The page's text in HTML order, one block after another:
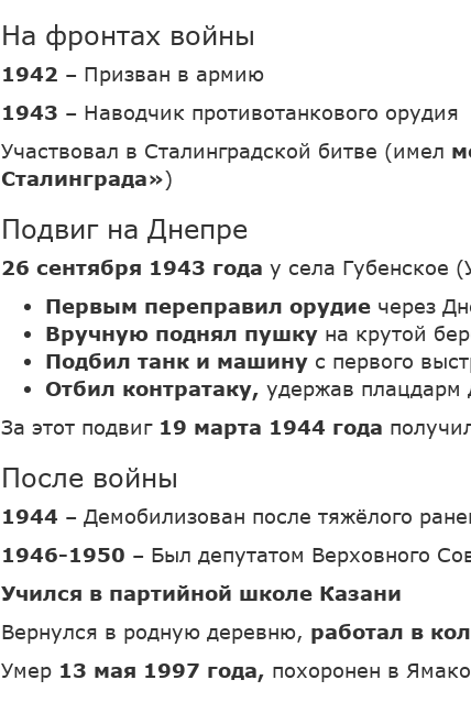
На фронтах войны
1942 – Призван в армию
1943 – Наводчик противотанкового орудия
Участвовал в Сталинградской битве (имел
Сталинграда»)
Подвиг на Днепре
26 сентября 1943 года у села Губенское
Первым переправил орудие через
Вручную поднял пушку на крутой
Подбил танк и машину с первого
Отбил контратаку, удержав плацдарм
За этот подвиг 19 марта 1944 года
После войны
1944 – Демобилизован после тяжёлого
1946-1950 – Был депутатом Верховного
Учился в партийной школе Казани
Вернулся в родную деревню, работал в
Умер 13 мая 1997 года, похоронен в